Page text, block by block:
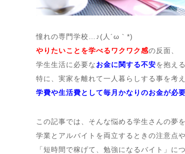
憧れの専門学校…♪(人´ω｀*)
やりたいことを学べるワクワク感の反面、
学生生活に必要なお金に関する不安を抱え
特に、実家を離れて一人暮らしする事を考
学費や生活費として毎月かなりのお金が必要
この記事では、そんな悩める学生さんの夢
学業とアルバイトを両立するときの注意点や
「短時間で稼げて、勉強になるバイト」に